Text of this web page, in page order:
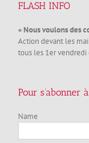
FLASH INFO
« Nous voulons des
Action devant les
tous les 1er vendredi
Pour s’abonner
Name